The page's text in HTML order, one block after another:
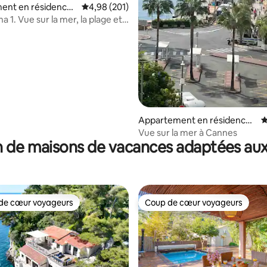
base de 192 commentaires : 4,83 sur 5
en résidence ⋅
Évaluation moyenne sur la base de 201
4,98 (201)
1. Vue sur la mer, la plage et
Appartement en résidence ⋅
Cannes
Vue sur la mer à Cannes
de maisons de vacances adaptées
cœur voyageurs les plus appréciés
cœur voyageurs Coup de cœur voyageurs
Coup de cœur voyageurs